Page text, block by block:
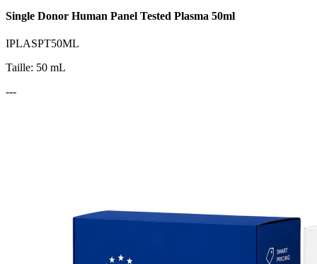
Single Donor Human Panel Tested Plasma 50ml
IPLASPT50ML
Taille: 50 mL
---